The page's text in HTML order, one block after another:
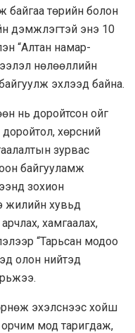
байгаа төрийн болон
дэмжлэгтэй энэ 10
“Алтан намар-
нөлөөллийн
эхлээд байна.
нь доройтсон ойг
хөрсний
зурвас
байгууламж
зохион
жилийн хувьд
хамгаалах,
“Тарьсан модоо
олон нийтэд
эхэлснээс хойш
мод таригдаж,